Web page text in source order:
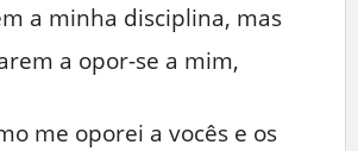
a minha disciplina, mas
a opor-se a mim,
me oporei a vocês e os